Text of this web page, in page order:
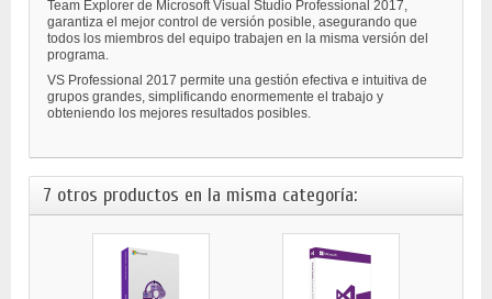
Team Explorer de Microsoft Visual Studio Professional 2017,
garantiza el mejor control de versión posible, asegurando que
todos los miembros del equipo trabajen en la misma versión del
programa.
VS Professional 2017 permite una gestión efectiva e intuitiva de
grupos grandes, simplificando enormemente el trabajo y
obteniendo los mejores resultados posibles.
7 otros productos en la misma categoría: